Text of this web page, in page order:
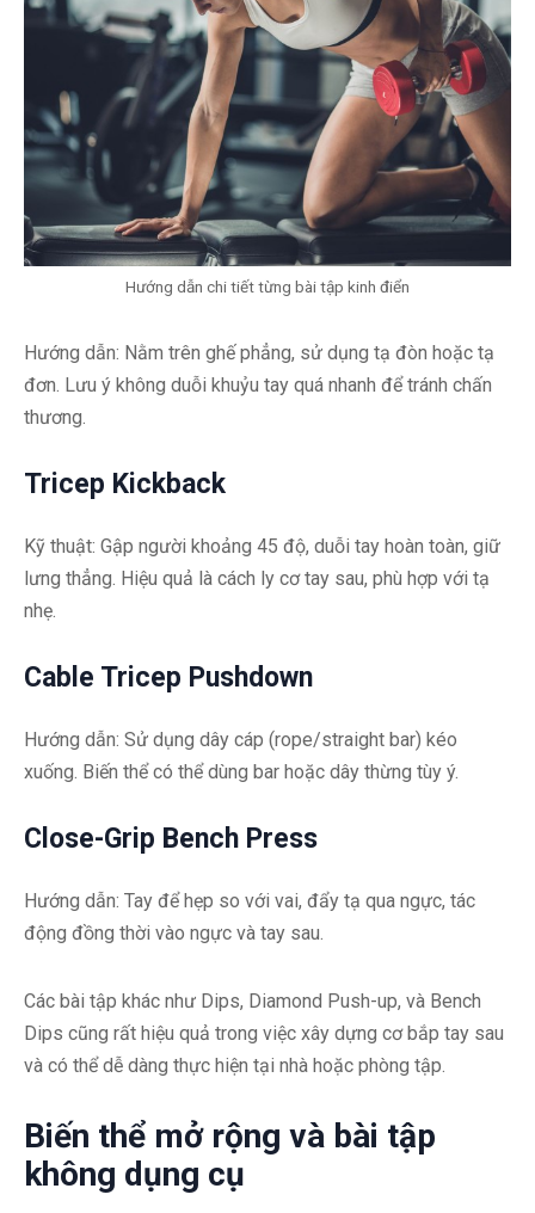
Hướng dẫn chi tiết từng bài tập kinh điển
Hướng dẫn: Nằm trên ghế phẳng, sử dụng tạ đòn hoặc tạ
đơn. Lưu ý không duỗi khuỷu tay quá nhanh để tránh chấn
thương.
Tricep Kickback
Kỹ thuật: Gập người khoảng 45 độ, duỗi tay hoàn toàn, giữ
lưng thẳng. Hiệu quả là cách ly cơ tay sau, phù hợp với tạ
nhẹ.
Cable Tricep Pushdown
Hướng dẫn: Sử dụng dây cáp (rope/straight bar) kéo
xuống. Biến thể có thể dùng bar hoặc dây thừng tùy ý.
Close-Grip Bench Press
Hướng dẫn: Tay để hẹp so với vai, đẩy tạ qua ngực, tác
động đồng thời vào ngực và tay sau.
Các bài tập khác như Dips, Diamond Push-up, và Bench
Dips cũng rất hiệu quả trong việc xây dựng cơ bắp tay sau
và có thể dễ dàng thực hiện tại nhà hoặc phòng tập.
Biến thể mở rộng và bài tập
không dụng cụ